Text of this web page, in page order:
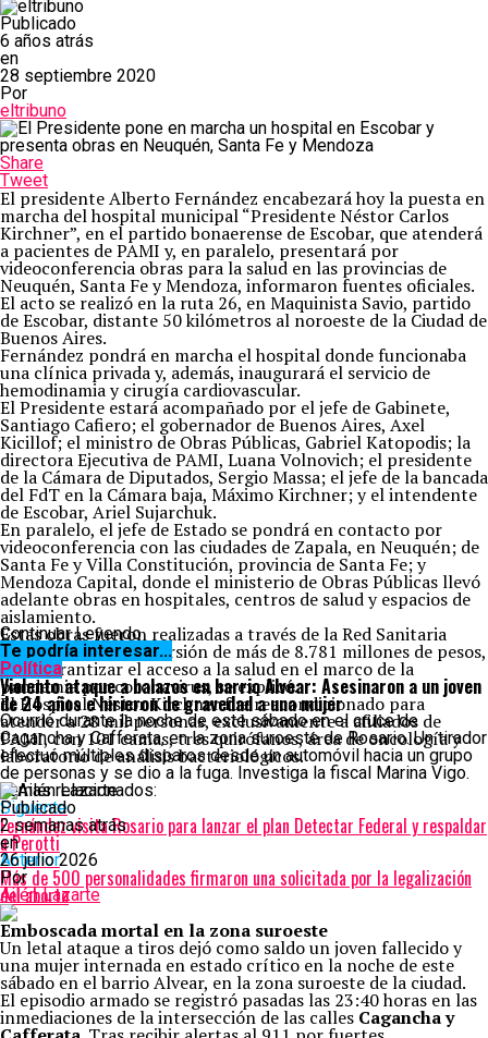
Publicado
6 años atrás
en
28 septiembre 2020
Por
eltribuno
Share
Tweet
El presidente Alberto Fernández encabezará hoy la puesta en
marcha del hospital municipal “Presidente Néstor Carlos
Kirchner”, en el partido bonaerense de Escobar, que atenderá
a pacientes de PAMI y, en paralelo, presentará por
videoconferencia obras para la salud en las provincias de
Neuquén, Santa Fe y Mendoza, informaron fuentes oficiales.
El acto se realizó en la ruta 26, en Maquinista Savio, partido
de Escobar, distante 50 kilómetros al noroeste de la Ciudad de
Buenos Aires.
Fernández pondrá en marcha el hospital donde funcionaba
una clínica privada y, además, inaugurará el servicio de
hemodinamia y cirugía cardiovascular.
El Presidente estará acompañado por el jefe de Gabinete,
Santiago Cafiero; el gobernador de Buenos Aires, Axel
Kicillof; el ministro de Obras Públicas, Gabriel Katopodis; la
directora Ejecutiva de PAMI, Luana Volnovich; el presidente
de la Cámara de Diputados, Sergio Massa; el jefe de la bancada
del FdT en la Cámara baja, Máximo Kirchner; y el intendente
de Escobar, Ariel Sujarchuk.
En paralelo, el jefe de Estado se pondrá en contacto por
videoconferencia con las ciudades de Zapala, en Neuquén; de
Santa Fe y Villa Constitución, provincia de Santa Fe; y
Mendoza Capital, donde el ministerio de Obras Públicas llevó
adelante obras en hospitales, centros de salud y espacios de
aislamiento.
Estas obras fueron realizadas a través de la Red Sanitaria
Federal, con una inversión de más de 8.781 millones de pesos,
para garantizar el acceso a la salud en el marco de la
pandemia por coronavirus, se explicó.
El Hospital Néstor Kirchner fue reacondicionado para
atender a 28 mil personas, exclusivamente a afiliados de
PAMI, con 101 camas, tres quirófanos, área de oncología y
laboratorio de análisis bacteriológicos.
Temas relacionados:
Siguente
Fernández visita Rosario para lanzar el plan Detectar Federal y respaldar
a Perotti
Anterior
Más de 500 personalidades firmaron una solicitada por la legalización
del aborto
Continuar Leyendo
Te podría interesar...
Política
Violento ataque a balazos en barrio Alvear: Asesinaron a un joven
de 24 años e hirieron de gravedad a una mujer
Ocurrió durante la noche de este sábado en el cruce de
Cagancha y Cafferata, en la zona suroeste de Rosario. Un tirador
efectuó múltiples disparos desde un automóvil hacia un grupo
de personas y se dio a la fuga. Investiga la fiscal Marina Vigo.
Publicado
2 semanas atrás
en
26 julio 2026
Por
Ailén Lazarte
Emboscada mortal en la zona suroeste
Un letal ataque a tiros dejó como saldo un joven fallecido y
una mujer internada en estado crítico en la noche de este
sábado en el barrio Alvear, en la zona suroeste de la ciudad.
El episodio armado se registró pasadas las 23:40 horas en las
inmediaciones de la intersección de las calles Cagancha y